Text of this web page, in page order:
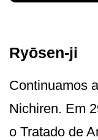
Ryōsen-ji
Continuamos
Nichiren. Em
o Tratado de